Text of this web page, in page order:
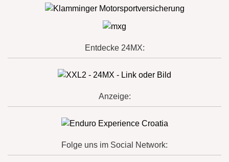
Entdecke 24MX:
Anzeige:
Folge uns im Social Network: